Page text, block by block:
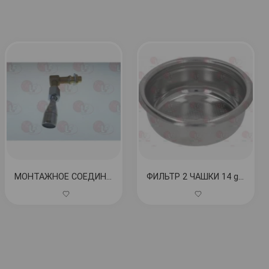
МОНТАЖНОЕ СОЕДИНЕНИЕ + ВОДОПРОВОД КОД: 5139644 ФИЛЬТР 2 ЧАШКИ 14 gr ø 70x24,5 mm КОД: 1460066